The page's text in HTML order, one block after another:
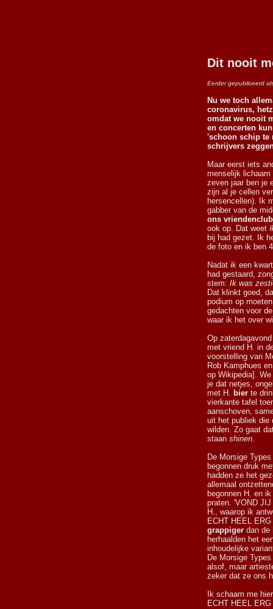
Dit nooit
Eerder gepubliceerd
Nu we toch
coronavirus,
omdat we nooit
en concerten
'schoon schip te
schrijvers
Maar eerst iets
menselijk
zeven jaar ben je
zijn al je cellen
hersencellen). Ik
gabber van de
ons
ook op. Dat weet
bij had gezet. Ik
de foto en ik ben
Nadat ik een
had gestaard,
stem: Ik was
Dat klinkt goed,
podium op
gedachten voor
waar ik het over
Op
met vriend H. in
voorstelling van
Rob Kamphues
op Wikipedia].
je dat netjes,
met H. bier te
vierkante tafel
aanschoven,
uit het publiek die
wilden. Zo gaat
staan shinen.
De Morsige
begonnen druk
hadden ze het
allemaal
begonnen H. en
praten. 'VOND
H., waarop ik
ECHT HEEL
grappiger dan de
herhaalden het
inhoudelijke
De Morsige
alsof, maar
zeker dat ze ons
Ik schaam me
ECHT HEEL